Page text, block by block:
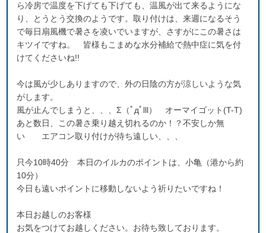
ら冷房で温度を下げても下げても、温風が出て来るようにな
り、とうとう交換のようです。取り付けは、来週になるそう
で毎日扇風機で暑さを凌いでいますが、さすがにこの暑さは
キツイですね。 皆様もこまめな水分補給で熱中症に気を付
けてくださいね!!
今は風が少しありますので、外の日陰の方が涼しいような気
がします。
風が止んでしまうと、、、Σ（ﾟдﾟlll） オーマイゴット(T-T)
あと数日、この暑さ乗り越え切れるのか！？不安しか無
い エアコン取り付けが待ち遠しい、、、
只今10時40分 本日のイルカのポイントは、小亀（港から約
10分）
今日も遠いポイントに移動しないよう祈りたいですね！
本日お越しのお客様
お気をつけてお越しください。お待ち致しております。